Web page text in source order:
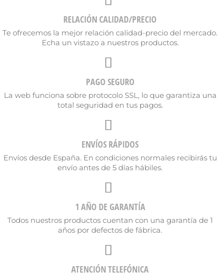
RELACIÓN CALIDAD/PRECIO
Te ofrecemos la mejor relación calidad-precio del mercado.
Echa un vistazo a nuestros productos.
PAGO SEGURO
La web funciona sobre protocolo SSL, lo que garantiza una
total seguridad en tus pagos.
ENVÍOS RÁPIDOS
Envíos desde España. En condiciones normales recibirás tu
envío antes de 5 días hábiles.
1 AÑO DE GARANTÍA
Todos nuestros productos cuentan con una garantía de 1
años por defectos de fábrica.
ATENCIÓN TELEFÓNICA